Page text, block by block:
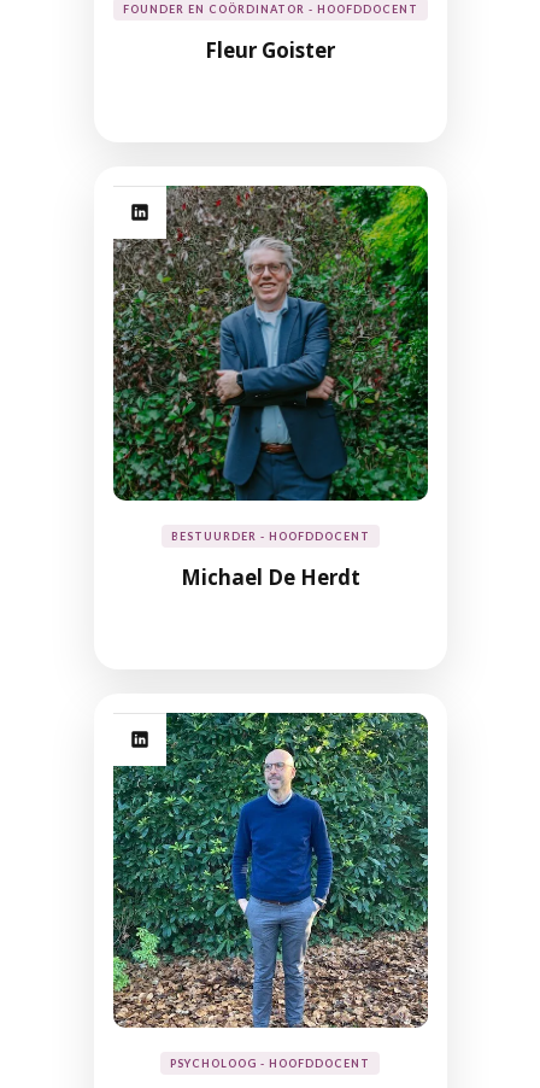
FOUNDER EN COÖRDINATOR - HOOFDDOCENT
Fleur Goister
BESTUURDER - HOOFDDOCENT
Michael De Herdt
PSYCHOLOOG - HOOFDDOCENT